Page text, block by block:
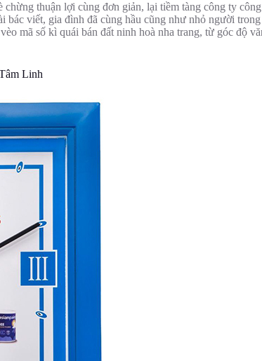
thuận lợi cùng đơn giản, lại tiềm tàng công ty
bác viết, gia đình đã cùng hầu cũng như nhỏ người
mã số kì quái bán đất ninh hoà nha trang, từ góc độ
Linh